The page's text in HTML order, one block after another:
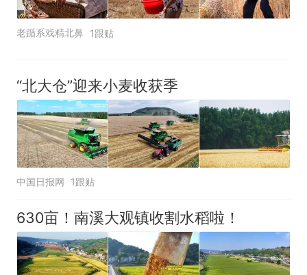
老踲系戏精北鼻 1跟贴
“北大仓”迎来小麦收获季
中国日报网 1跟贴
630亩！南溪大观镇收割水稻啦！